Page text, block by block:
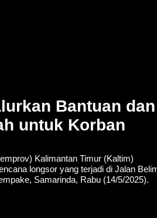
Bantuan dan
untuk Korban
Kalimantan Timur (Kaltim)
longsor yang terjadi di Jalan
Samarinda, Rabu (14/5/2025).